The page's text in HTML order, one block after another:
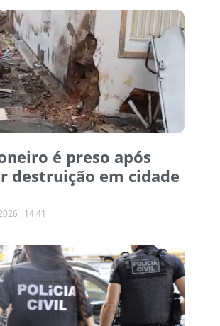
é preso após
destruição em cidade
14:41